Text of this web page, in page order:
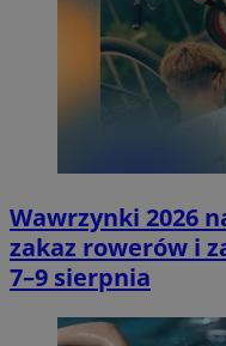
Wawrzynki 2026
zakaz rowerów i
7–9 sierpnia